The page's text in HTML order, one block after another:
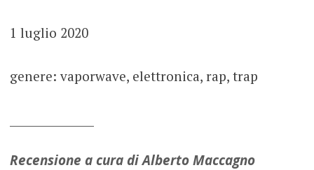
1 luglio 2020
genere: vaporwave, elettronica, rap, trap
Recensione a cura di Alberto Maccagno